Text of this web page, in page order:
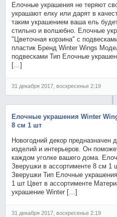
Елочные украшения не теряют
украшают елку или дарят в
таким украшением ваша ель
стильно и волшебно. Елочные
"Цветочная корзина" с
пластик Бренд Winter Wings
подвесками Тип Елочные
[…]
31 декабря 2017, воскресенье 2:19
Елочные украшения Winter
8 см 1 шт
Новогодний декор предназначен
изделий и интерьеров. Он
каждом уголке вашего дома.
Зверушки в ассортименте 8 см
Зверушки Тип Елочные
1 шт Цвет в ассортименте
украшение Winter […]
31 декабря 2017, воскресенье 2:19